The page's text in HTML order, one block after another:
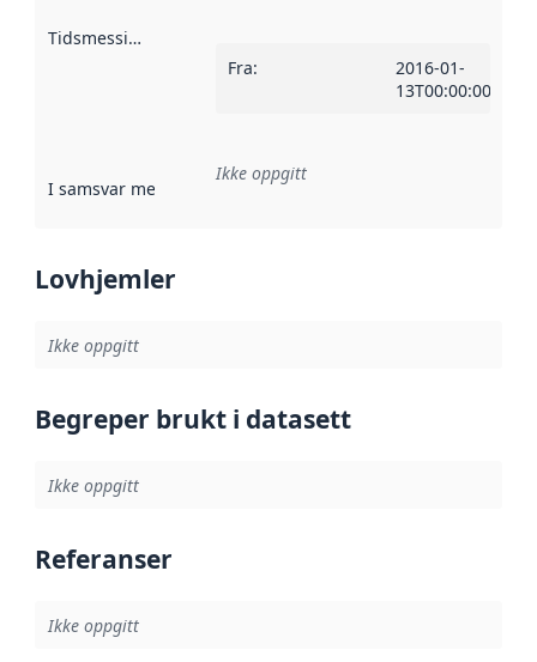
Tidsmessig avgrensning
Fra:
2016-01-
13T00:00:00Z
I samsvar med Referanse til en implementasjonsregel
Ikke oppgitt
Lovhjemler
Ikke oppgitt
Begreper brukt i datasett
Ikke oppgitt
Referanser
Ikke oppgitt